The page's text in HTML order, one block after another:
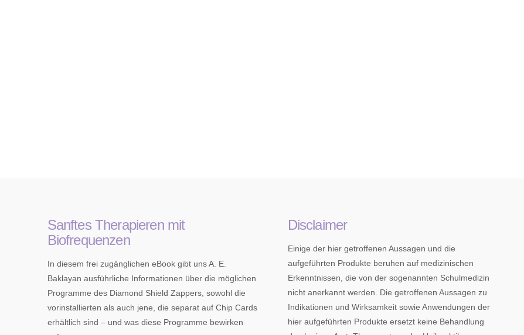
Sanftes Therapieren mit
Biofrequenzen
In diesem frei zugänglichen eBook gibt uns A. E.
Baklayan ausführliche Informationen über die möglichen
Programme des Diamond Shield Zappers, sowohl die
vorinstallierten als auch jene, die separat auf Chip Cards
erhältlich sind – und was diese Programme bewirken
Disclaimer
Einige der hier getroffenen Aussagen und die
aufgeführten Produkte beruhen auf medizinischen
Erkenntnissen, die von der sogenannten Schulmedizin
nicht anerkannt werden. Die getroffenen Aussagen zu
Indikationen und Wirksamkeit sowie Anwendungen der
hier aufgeführten Produkte ersetzt keine Behandlung